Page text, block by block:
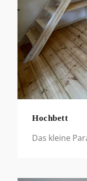
Hochbett
Das kleine